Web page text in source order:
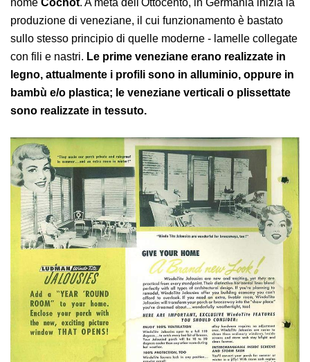
nome Cochot. A metà dell'Ottocento, in Germania inizia la
produzione di veneziane, il cui funzionamento è bastato
sullo stesso principio di quelle moderne - lamelle collegate
con fili e nastri. Le prime veneziane erano realizzate in
legno, attualmente i profili sono in alluminio, oppure in
bambù e/o plastica; le veneziane verticali o plissettate
sono realizzate in tessuto.